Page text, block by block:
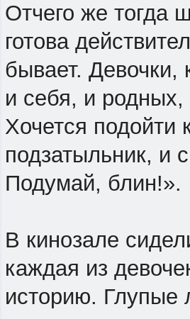
Отчего же тогда
готова
бывает. Девочки,
и себя, и
Хочется подойти
подзатыльник, и
Подумай, блин!».
В кинозале
каждая из
историю. Глупые